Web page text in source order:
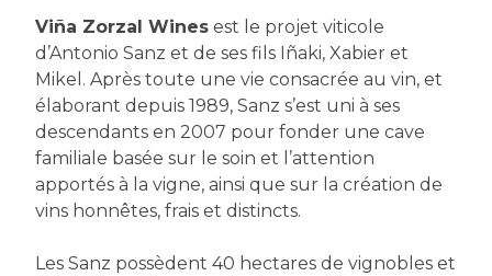
Viña Zorzal Wines est le projet viticole
d’Antonio Sanz et de ses fils Iñaki, Xabier et
Mikel. Après toute une vie consacrée au vin, et
élaborant depuis 1989, Sanz s’est uni à ses
descendants en 2007 pour fonder une cave
familiale basée sur le soin et l’attention
apportés à la vigne, ainsi que sur la création de
vins honnêtes, frais et distincts.
Les Sanz possèdent 40 hectares de vignobles et